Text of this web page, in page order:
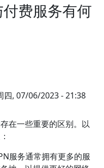
费服务有何
四, 07/06/2023 - 21:38
在一些重要的区别。以
服务通常拥有更多的服